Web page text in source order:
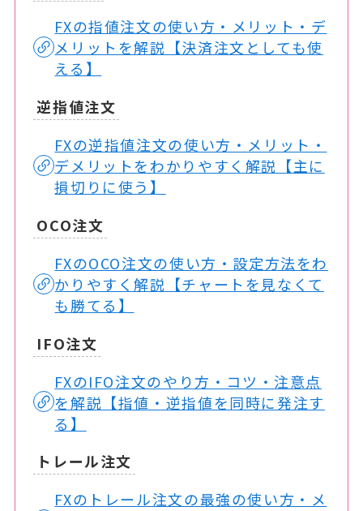
FXの指値注文の使い方・メリット・デ
メリットを解説【決済注文としても使
える】
逆指値注文
FXの逆指値注文の使い方・メリット・
デメリットをわかりやすく解説【主に
損切りに使う】
OCO注文
FXのOCO注文の使い方・設定方法をわ
かりやすく解説【チャートを見なくて
も勝てる】
IFO注文
FXのIFO注文のやり方・コツ・注意点
を解説【指値・逆指値を同時に発注す
る】
トレール注文
FXのトレール注文の最強の使い方・メ